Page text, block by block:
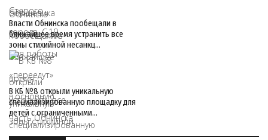
Власти Обнинска пообещали в
ближайшее время устранить все
зоны стихийной несанкц…
В КБ №8 открыли уникальную
специализированную площадку для
детей с ограниченными…